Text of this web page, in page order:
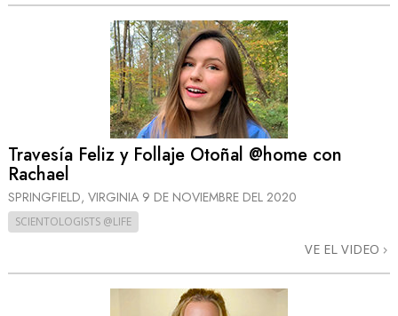
Travesía Feliz y Follaje Otoñal @home con
Rachael
SPRINGFIELD, VIRGINIA 9 DE NOVIEMBRE DEL 2020
SCIENTOLOGISTS @LIFE
VE EL VIDEO